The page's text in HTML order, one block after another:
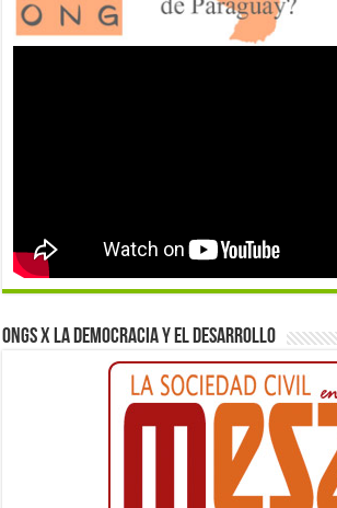
ONGs x la democracia y el desarrollo